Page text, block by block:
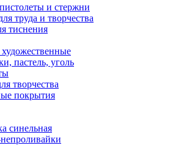
и стержни
труда и творчества
тиснения
пастель, уголь
творчества
покрытия
синельная